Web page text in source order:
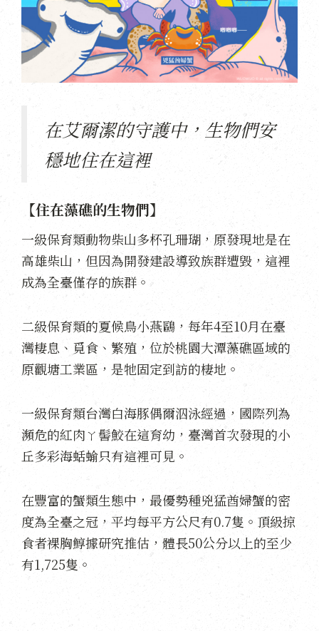
在艾爾潔的守護中，生物們安
穩地住在這裡
【住在藻礁的生物們】
一級保育類動物柴山多杯孔珊瑚，原發現地是在
高雄柴山，但因為開發建設導致族群遭毀，這裡
成為全臺僅存的族群。
二級保育類的夏候鳥小燕鷗，每年4至10月在臺
灣棲息、覓食、繁殖，位於桃園大潭藻礁區域的
原觀塘工業區，是牠固定到訪的棲地。
一級保育類台灣白海豚偶爾泅泳經過，國際列為
瀕危的紅肉ㄚ髻鮫在這育幼，臺灣首次發現的小
丘多彩海蛞蝓只有這裡可見。
在豐富的蟹類生態中，最優勢種兇猛酋婦蟹的密
度為全臺之冠，平均每平方公尺有0.7隻。頂級掠
食者裸胸鯙據研究推估，體長50公分以上的至少
有1,725隻。